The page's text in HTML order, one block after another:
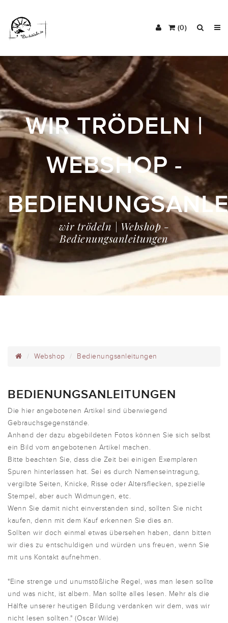
(0)
WIR TRÖDELN |
WEBSHOP -
wir trödeln | Webshop -
Bedienungsanleitungen
Webshop Bedienungsanleitungen
BEDIENUNGSANLEITUNGEN
Die hier angebotenen Artikel sind überwiegend
Gebrauchsgegenstände.
Anhand der dazu abgebildeten Fotos können Sie sich selbst
ein Bild vom angebotenen Artikel machen.
Bitte beachten Sie, dass die Zeit bei einigen Exemplaren
Spuren hinterlassen hat. Sei es durch Namenseintragung,
vergilbte Seiten, Knicke, Risse oder Altersflecken, spezielle
Stempel, aber auch Widmungen, etc.
Wenn Sie damit nicht einverstanden sind, sollten Sie nicht
kaufen, denn mit dem Kauf erkennen Sie dies an.
Sollten wir doch einmal etwas übersehen haben, dann bitten
wir dies zu entschuldigen und würden uns freuen, wenn Sie
mit uns Kontakt aufnehmen.
"Eine strenge und unumstößliche Regel, was man lesen sollte
und was nicht, ist albern. Man sollte alles lesen. Mehr als die
Hälfte unserer heutigen Bildung verdanken wir dem, was wir
nicht lesen sollten." (Oscar Wilde)